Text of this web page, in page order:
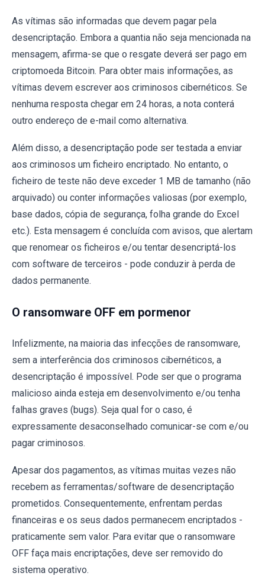
As vítimas são informadas que devem pagar pela
desencriptação. Embora a quantia não seja mencionada na
mensagem, afirma-se que o resgate deverá ser pago em
criptomoeda Bitcoin. Para obter mais informações, as
vítimas devem escrever aos criminosos cibernéticos. Se
nenhuma resposta chegar em 24 horas, a nota conterá
outro endereço de e-mail como alternativa.
Além disso, a desencriptação pode ser testada a enviar
aos criminosos um ficheiro encriptado. No entanto, o
ficheiro de teste não deve exceder 1 MB de tamanho (não
arquivado) ou conter informações valiosas (por exemplo,
base dados, cópia de segurança, folha grande do Excel
etc.). Esta mensagem é concluída com avisos, que alertam
que renomear os ficheiros e/ou tentar desencriptá-los
com software de terceiros - pode conduzir à perda de
dados permanente.
O ransomware OFF em pormenor
Infelizmente, na maioria das infecções de ransomware,
sem a interferência dos criminosos cibernéticos, a
desencriptação é impossível. Pode ser que o programa
malicioso ainda esteja em desenvolvimento e/ou tenha
falhas graves (bugs). Seja qual for o caso, é
expressamente desaconselhado comunicar-se com e/ou
pagar criminosos.
Apesar dos pagamentos, as vítimas muitas vezes não
recebem as ferramentas/software de desencriptação
prometidos. Consequentemente, enfrentam perdas
financeiras e os seus dados permanecem encriptados -
praticamente sem valor. Para evitar que o ransomware
OFF faça mais encriptações, deve ser removido do
sistema operativo.